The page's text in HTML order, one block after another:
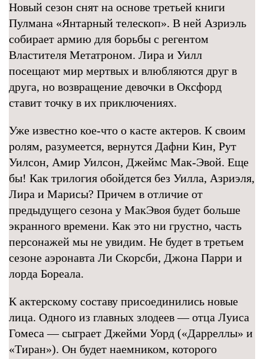
Новый сезон снят на основе третьей книги
Пулмана «Янтарный телескоп». В ней Азриэль
собирает армию для борьбы с регентом
Властителя Метатроном. Лира и Уилл
посещают мир мертвых и влюбляются друг в
друга, но возвращение девочки в Оксфорд
ставит точку в их приключениях.
Уже известно кое-что о касте актеров. К своим
ролям, разумеется, вернутся Дафни Кин, Рут
Уилсон, Амир Уилсон, Джеймс Мак‑Эвой. Еще
бы! Как трилогия обойдется без Уилла, Азриэля,
Лира и Марисы? Причем в отличие от
предыдущего сезона у МакЭвоя будет больше
экранного времени. Как это ни грустно, часть
персонажей мы не увидим. Не будет в третьем
сезоне аэронавта Ли Скорсби, Джона Парри и
лорда Бореала.
К актерскому составу присоединились новые
лица. Одного из главных злодеев — отца Луиса
Гомеса — сыграет Джейми Уорд («Дарреллы» и
«Тиран»). Он будет наемником, которого